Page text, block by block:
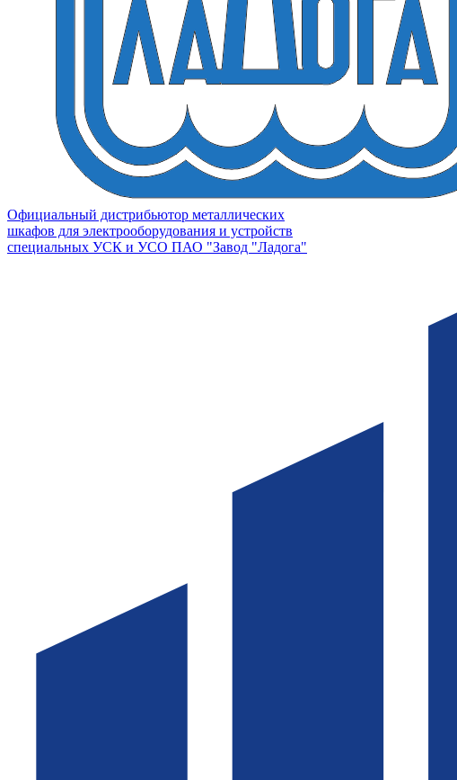
Официальный дистрибьютор металлических
шкафов для электрооборудования и устройств
специальных УСК и УСО ПАО "Завод "Ладога"